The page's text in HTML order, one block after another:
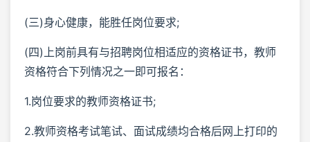
(三)身心健康，能胜任岗位要求;
(四)上岗前具有与招聘岗位相适应的资格证书，教师
资格符合下列情况之一即可报名：
1.岗位要求的教师资格证书;
2.教师资格考试笔试、面试成绩均合格后网上打印的